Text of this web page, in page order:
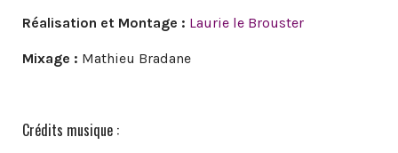
Réalisation et Montage : Laurie le Brouster
Mixage : Mathieu Bradane
Crédits musique :